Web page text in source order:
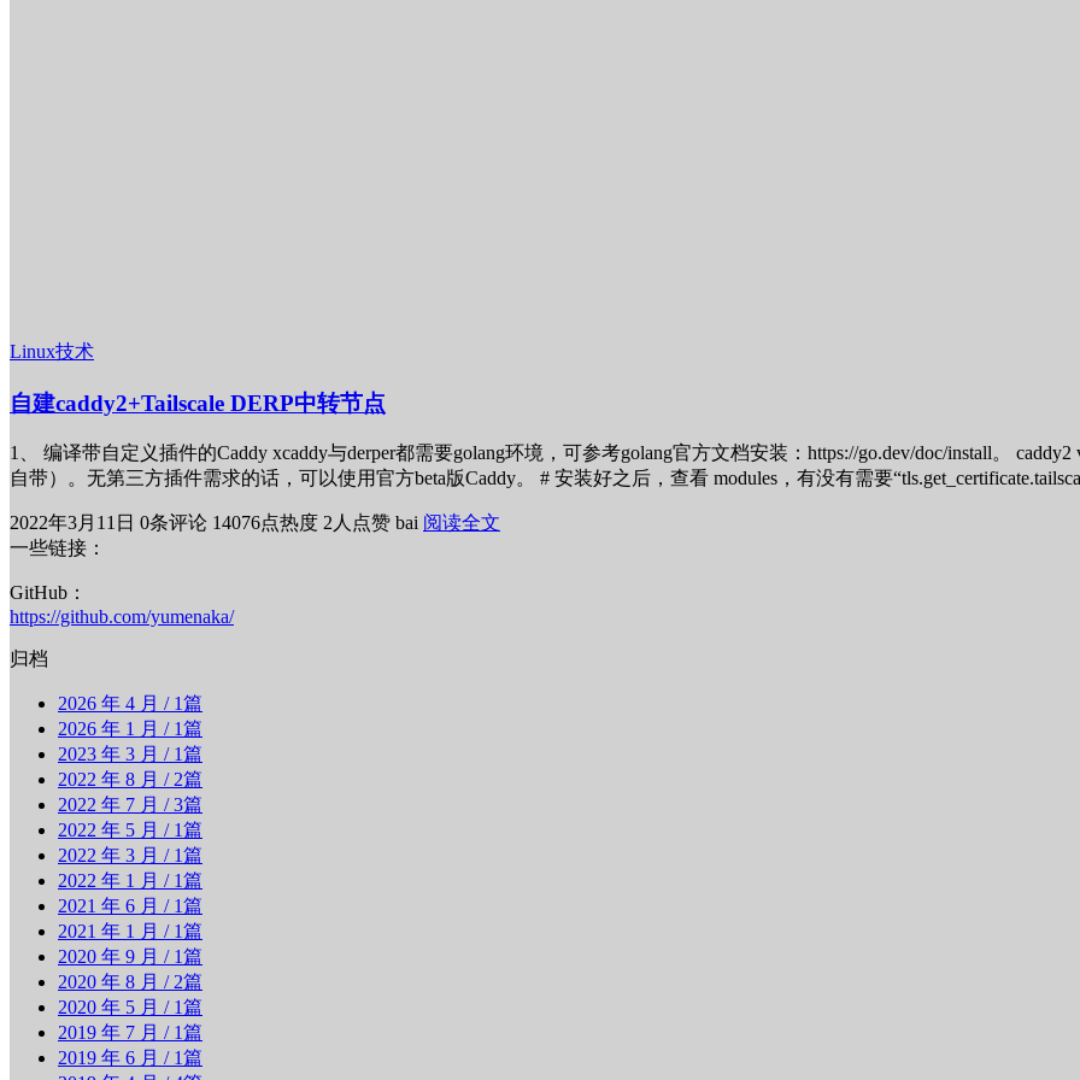
Linux技术
自建caddy2+Tailscale DERP中转节点
1、 编译带自定义插件的Caddy xcaddy与derper都需要golang环境，可参考golang官方文档安装：https://go.dev/doc/install。
自带）。无第三方插件需求的话，可以使用官方beta版Caddy。 # 安装好之后，查看 modules，有没有需要
2022年3月11日 0条评论 14076点热度 2人点赞 bai 阅读全文
一些链接：
GitHub：
https://github.com/yumenaka/
归档
2026 年 4 月 / 1篇
2026 年 1 月 / 1篇
2023 年 3 月 / 1篇
2022 年 8 月 / 2篇
2022 年 7 月 / 3篇
2022 年 5 月 / 1篇
2022 年 3 月 / 1篇
2022 年 1 月 / 1篇
2021 年 6 月 / 1篇
2021 年 1 月 / 1篇
2020 年 9 月 / 1篇
2020 年 8 月 / 2篇
2020 年 5 月 / 1篇
2019 年 7 月 / 1篇
2019 年 6 月 / 1篇